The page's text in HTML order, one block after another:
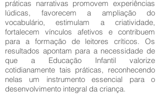
práticas narrativas promovem experiências
lúdicas, favorecem a ampliação do
vocabulário, estimulam a criatividade,
fortalecem vínculos afetivos e contribuem
para a formação de leitores críticos. Os
resultados apontam para a necessidade de
que a Educação Infantil valorize
cotidianamente tais práticas, reconhecendo
nelas um instrumento essencial para o
desenvolvimento integral da criança.